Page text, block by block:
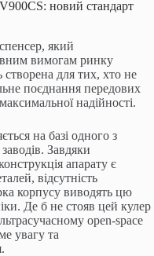
новий стандарт
який
вимогам ринку
створена для тих, хто не
поєднання передових
надійності.
на базі одного з
Завдяки
апарату є
відсутність
корпусу виводять цю
Де б не стояв цей кулер
open-space
увагу та